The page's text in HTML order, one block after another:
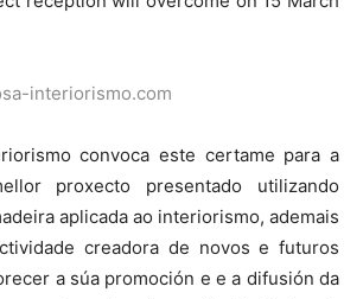
interiorismo.com
convoca este certame para a
proxecto presentado utilizando
aplicada ao interiorismo, ademais
creadora de novos e futuros
a súa promoción e e a difusión da